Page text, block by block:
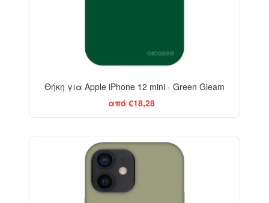
Θήκη για Apple iPhone 12 mini - Green Gleam
από €18,28